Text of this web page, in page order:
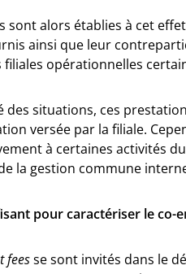
sont alors établies à cet
ainsi que leur
opérationnelles
des situations, ces
versée par la filiale.
à certaines activités
la gestion commune
pour caractériser le co-
feesse sont invités dans le